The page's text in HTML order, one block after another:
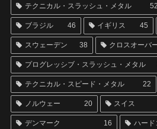
テクニカル・スラッシュ・メタル 52
ブラジル 46 イギリス 45
スウェーデン 38 クロスオーバ
プログレッシブ・スラッシュ・メタル
テクニカル・スピード・メタル 22
ノルウェー 20 スイス
デンマーク 16 ハード